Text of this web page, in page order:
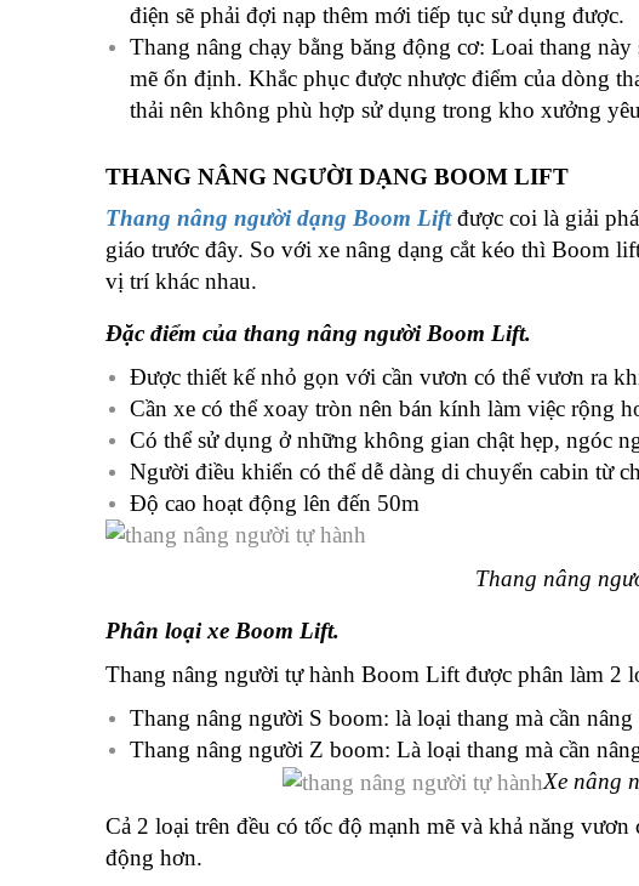
điện sẽ phải đợi nạp thêm mới tiếp tục sử dụng được.
Thang nâng chạy bằng băng động cơ: Loai thang
mẽ ổn định. Khắc phục được nhược điểm của dòng
thải nên không phù hợp sử dụng trong kho xưởng
THANG NÂNG NGƯỜI DẠNG BOOM LIFT
Thang nâng người dạng Boom Liftđược coi là giải
giáo trước đây. So với xe nâng dạng cắt kéo thì Boom
vị trí khác nhau.
Đặc điểm của thang nâng người Boom Lift.
Được thiết kế nhỏ gọn với cần vươn có thể vươn ra
Cần xe có thể xoay tròn nên bán kính làm việc rộng
Có thể sử dụng ở những không gian chật hẹp, ngóc
Người điều khiển có thể dễ dàng di chuyển cabin từ
Độ cao hoạt động lên đến 50m
Thang nâng
Phân loại xe Boom Lift.
Thang nâng người tự hành Boom Lift được phân làm 2
Thang nâng người S boom: là loại thang mà cần nâng
Thang nâng người Z boom: Là loại thang mà cần
Xe nâng
Cả 2 loại trên đều có tốc độ mạnh mẽ và khả năng
động hơn.